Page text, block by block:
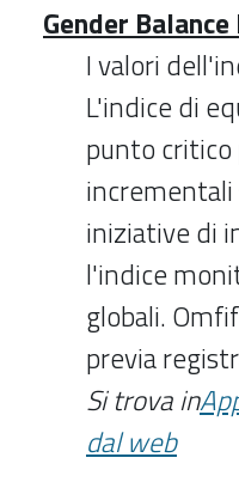
Gender
I valori
L'indice di
punto critico
incrementali
iniziative di
l'indice
globali.
previa
Si trova in
dal web